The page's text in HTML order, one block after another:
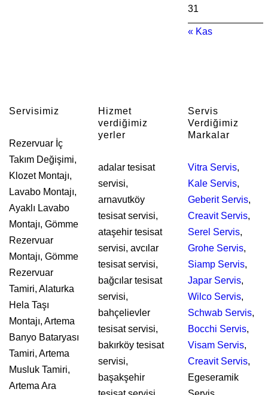
31
« Kas
Servisimiz
Rezervuar İç
Takım Değişimi,
Klozet Montajı,
Lavabo Montajı,
Ayaklı Lavabo
Montajı, Gömme
Rezervuar
Montajı, Gömme
Rezervuar
Tamiri, Alaturka
Hela Taşı
Montajı, Artema
Banyo Bataryası
Tamiri, Artema
Musluk Tamiri,
Artema Ara
Hizmet
verdiğimiz
yerler
adalar tesisat
servisi,
arnavutköy
tesisat servisi,
ataşehir tesisat
servisi, avcılar
tesisat servisi,
bağcılar tesisat
servisi,
bahçelievler
tesisat servisi,
bakırköy tesisat
servisi,
başakşehir
Servis
Verdiğimiz
Markalar
Vitra Servis,
Kale Servis,
Geberit Servis,
Creavit Servis,
Serel Servis,
Grohe Servis,
Siamp Servis,
Japar Servis,
Wilco Servis,
Schwab Servis,
Bocchi Servis,
Visam Servis,
Creavit Servis,
Egeseramik